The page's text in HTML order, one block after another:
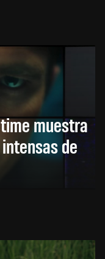
muestra
de